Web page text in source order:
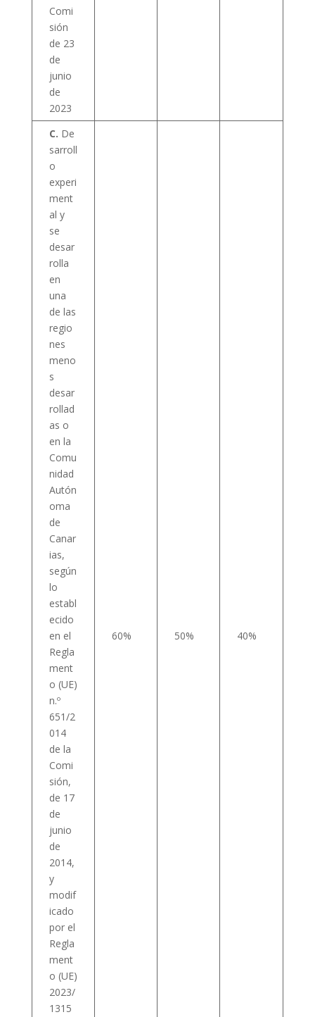
Comi
sión
de 23
de
junio
de
2023
C. De
sarroll
o
experi
ment
al y
se
desar
rolla
en
una
de las
regio
nes
meno
s
desar
rollad
as o
en la
Comu
nidad
Autón
oma
de
Canar
ias,
según
lo
establ
ecido
en el
Regla
ment
o (UE)
n.º
651/2
014
de la
Comi
sión,
de 17
de
junio
de
2014,
y
modif
icado
por el
Regla
ment
o (UE)
2023/
1315
60% 50% 40%